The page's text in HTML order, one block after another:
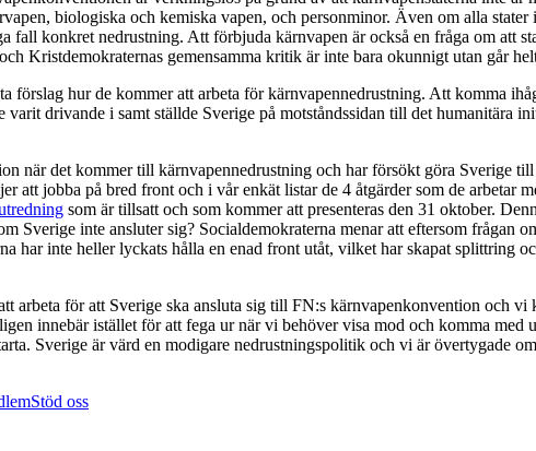
biologiska och kemiska vapen, och personminor. Även om alla
konkret nedrustning. Att förbjuda kärnvapen är också en fråga om att
Kristdemokraternas gemensamma kritik är inte bara okunnigt utan går
förslag hur de kommer att arbeta för kärnvapennedrustning. Att komma
varit drivande i samt ställde Sverige på motståndssidan till det humanitära
när det kommer till kärnvapennedrustning och har försökt göra Sverige
att jobba på bred front och i vår enkät listar de 4 åtgärder som de arbetar
som är tillsatt och som kommer att presenteras den 31 oktober.
Sverige inte ansluter sig? Socialdemokraterna menar att eftersom frågan
har inte heller lyckats hålla en enad front utåt, vilket har skapat splittring
arbeta för att Sverige ska ansluta sig till FN:s kärnvapenkonvention och
innebär istället för att fega ur när vi behöver visa mod och komma med
Sverige är värd en modigare nedrustningspolitik och vi är övertygade
Stöd oss